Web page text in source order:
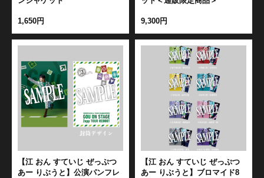
1,650円 9,300円
【江 おん すていじ ぜっぷつ
あー りぶうと】公演パンフレ
【江 おん すていじ ぜっぷつ
あー りぶうと】ブロマイド8